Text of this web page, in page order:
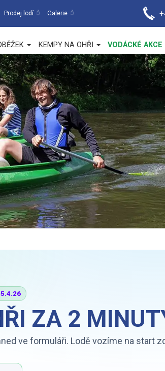
Prodej lodí Galerie
KEMPY NA OHŘI VODÁCKÉ AKCE
ZA 2
ve formuláři. Lodě vozíme na start